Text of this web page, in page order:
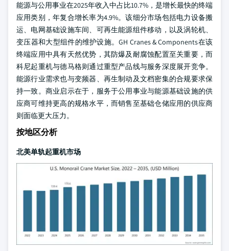
能源与公用事业在2025年收入中占比10.7%，是增长最快的终端
应用类别，年复合增长率为4.9%。该细分市场包括电力设备搬
运、电网基础设施车间、可再生能源组件移动，以及涡轮机、
变压器和大型组件的维护设施。GH Cranes & Components在该
终端应用中具有天然优势，其防爆及耐腐蚀配置至关重要，而
科尼起重机与德马格则通过重型产品线与服务深度展开竞争。
能源行业需求也与变频器、再生制动及文档密集的合规要求保
持一致。商业启示在于，服务于公用事业与能源基础设施的供
应商可维持更高的规格水平，而销售至基础仓储应用的供应商
则面临更大压力。
按地区分析
北美单轨起重机市场